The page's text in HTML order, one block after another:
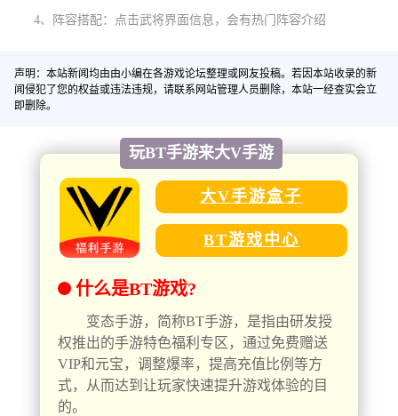
4、阵容搭配：点击武将界面信息，会有热门阵容介绍
声明：本站新闻均由由小编在各游戏论坛整理或网友投稿。若因本站收录的新
闻侵犯了您的权益或违法违规，请联系网站管理人员删除，本站一经查实会立
即删除。
玩BT手游来大V手游
大V手游盒子
BT游戏中心
什么是BT游戏?
变态手游，简称BT手游，是指由研发授
权推出的手游特色福利专区，通过免费赠送
VIP和元宝，调整爆率，提高充值比例等方
式，从而达到让玩家快速提升游戏体验的目
的。